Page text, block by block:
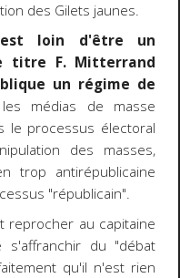
des Gilets jaunes.
est loin d'être un
titre F. Mitterrand
un régime de
médias de masse
le processus électoral
des masses,
trop antirépublicaine
"républicain".
reprocher au capitaine
s'affranchir du "débat
qu'il n'est rien